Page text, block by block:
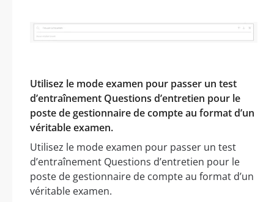
Utilisez le mode examen pour passer un test
d’entraînement Questions d’entretien pour le
poste de gestionnaire de compte au format d’un
véritable examen.
Utilisez le mode examen pour passer un test
d’entraînement Questions d’entretien pour le
poste de gestionnaire de compte au format d’un
véritable examen.